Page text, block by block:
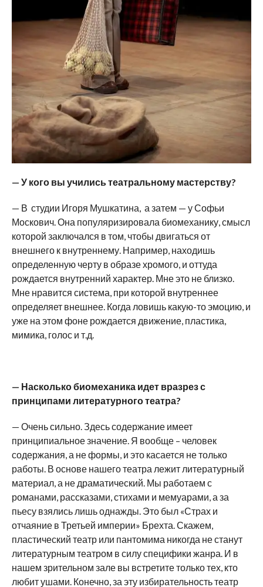
— У кого вы учились театральному мастерству?
— В студии Игоря Мушкатина, а затем — у Софьи
Москович. Она популяризировала биомеханику, смысл
которой заключался в том, чтобы двигаться от
внешнего к внутреннему. Например, находишь
определенную черту в образе хромого, и оттуда
рождается внутренний характер. Мне это не близко.
Мне нравится система, при которой внутреннее
определяет внешнее. Когда ловишь какую-то эмоцию, и
уже на этом фоне рождается движение, пластика,
мимика, голос и т.д.
— Насколько биомеханика идет вразрез с
принципами литературного театра?
— Очень сильно. Здесь содержание имеет
принципиальное значение. Я вообще – человек
содержания, а не формы, и это касается не только
работы. В основе нашего театра лежит литературный
материал, а не драматический. Мы работаем с
романами, рассказами, стихами и мемуарами, а за
пьесу взялись лишь однажды. Это был «Страх и
отчаяние в Третьей империи» Брехта. Скажем,
пластический театр или пантомима никогда не станут
литературным театром в силу специфики жанра. И в
нашем зрительном зале вы встретите только тех, кто
любит ушами. Конечно, за эту избирательность театр